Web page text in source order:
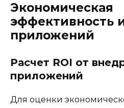
Экономическая
эффективность
приложений
Расчет ROI от
приложений
Для оценки